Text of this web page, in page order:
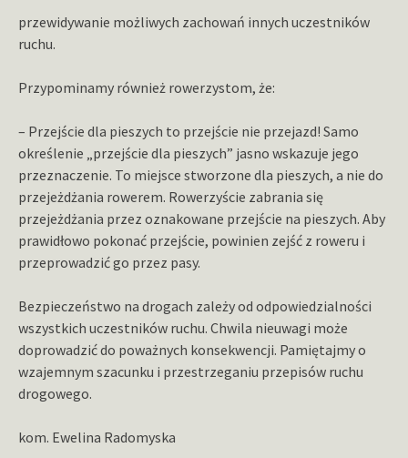
przewidywanie możliwych zachowań innych uczestników
ruchu.
Przypominamy również rowerzystom, że:
– Przejście dla pieszych to przejście nie przejazd! Samo
określenie „przejście dla pieszych” jasno wskazuje jego
przeznaczenie. To miejsce stworzone dla pieszych, a nie do
przejeżdżania rowerem. Rowerzyście zabrania się
przejeżdżania przez oznakowane przejście na pieszych. Aby
prawidłowo pokonać przejście, powinien zejść z roweru i
przeprowadzić go przez pasy.
Bezpieczeństwo na drogach zależy od odpowiedzialności
wszystkich uczestników ruchu. Chwila nieuwagi może
doprowadzić do poważnych konsekwencji. Pamiętajmy o
wzajemnym szacunku i przestrzeganiu przepisów ruchu
drogowego.
kom. Ewelina Radomyska